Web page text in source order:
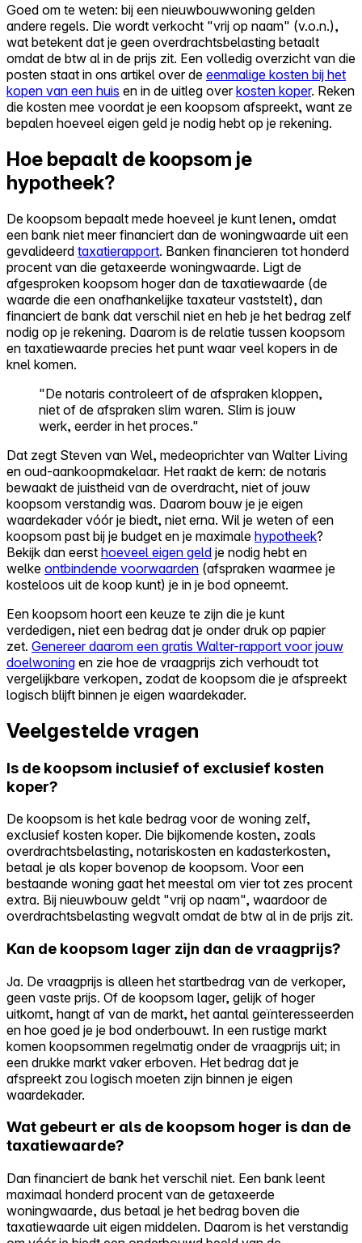
Goed om te weten: bij een nieuwbouwwoning gelden
andere regels. Die wordt verkocht "vrij op naam" (v.o.n.),
wat betekent dat je geen overdrachtsbelasting betaalt
omdat de btw al in de prijs zit. Een volledig overzicht van die
posten staat in ons artikel over de eenmalige kosten bij het
kopen van een huis en in de uitleg overkosten koper. Reken
die kosten mee voordat je een koopsom afspreekt, want ze
bepalen hoeveel eigen geld je nodig hebt op je rekening.
Hoe bepaalt de koopsom je
hypotheek?
De koopsom bepaalt mede hoeveel je kunt lenen, omdat
een bank niet meer financiert dan de woningwaarde uit een
gevalideerd taxatierapport. Banken financieren tot honderd
procent van die getaxeerde woningwaarde. Ligt de
afgesproken koopsom hoger dan de taxatiewaarde (de
waarde die een onafhankelijke taxateur vaststelt), dan
financiert de bank dat verschil niet en heb je het bedrag zelf
nodig op je rekening. Daarom is de relatie tussen koopsom
en taxatiewaarde precies het punt waar veel kopers in de
knel komen.
"De notaris controleert of de afspraken kloppen,
niet of de afspraken slim waren. Slim is jouw
werk, eerder in het proces."
Dat zegt Steven van Wel, medeoprichter van Walter Living
en oud-aankoopmakelaar. Het raakt de kern: de notaris
bewaakt de juistheid van de overdracht, niet of jouw
koopsom verstandig was. Daarom bouw je je eigen
waardekader vóór je biedt, niet erna. Wil je weten of een
koopsom past bij je budget en je maximale hypotheek?
Bekijk dan eerst hoeveel eigen geld je nodig hebt en
welke ontbindende voorwaarden (afspraken waarmee je
kosteloos uit de koop kunt) je in je bod opneemt.
Een koopsom hoort een keuze te zijn die je kunt
verdedigen, niet een bedrag dat je onder druk op papier
zet. Genereer daarom een gratis Walter-rapport voor jouw
doelwoning en zie hoe de vraagprijs zich verhoudt tot
vergelijkbare verkopen, zodat de koopsom die je afspreekt
logisch blijft binnen je eigen waardekader.
Veelgestelde vragen
Is de koopsom inclusief of exclusief kosten
koper?
De koopsom is het kale bedrag voor de woning zelf,
exclusief kosten koper. Die bijkomende kosten, zoals
overdrachtsbelasting, notariskosten en kadasterkosten,
betaal je als koper bovenop de koopsom. Voor een
bestaande woning gaat het meestal om vier tot zes procent
extra. Bij nieuwbouw geldt "vrij op naam", waardoor de
overdrachtsbelasting wegvalt omdat de btw al in de prijs zit.
Kan de koopsom lager zijn dan de vraagprijs?
Ja. De vraagprijs is alleen het startbedrag van de verkoper,
geen vaste prijs. Of de koopsom lager, gelijk of hoger
uitkomt, hangt af van de markt, het aantal geïnteresseerden
en hoe goed je je bod onderbouwt. In een rustige markt
komen koopsommen regelmatig onder de vraagprijs uit; in
een drukke markt vaker erboven. Het bedrag dat je
afspreekt zou logisch moeten zijn binnen je eigen
waardekader.
Wat gebeurt er als de koopsom hoger is dan de
taxatiewaarde?
Dan financiert de bank het verschil niet. Een bank leent
maximaal honderd procent van de getaxeerde
woningwaarde, dus betaal je het bedrag boven die
taxatiewaarde uit eigen middelen. Daarom is het verstandig